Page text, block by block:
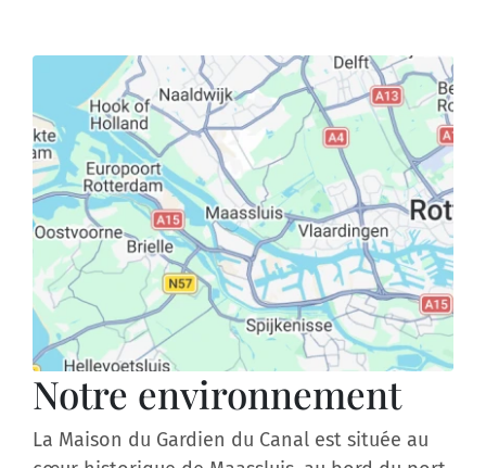
Notre environnement
La Maison du Gardien du Canal est située au